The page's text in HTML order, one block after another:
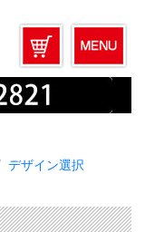
デザイン選択